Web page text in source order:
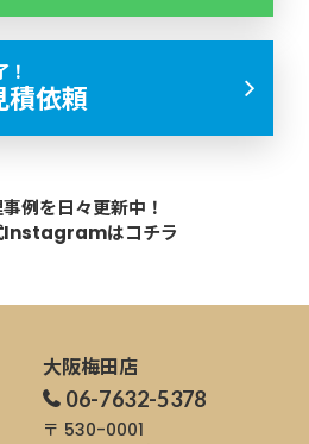
積依頼
例を日々更新中！
Instagramはコチラ
大阪梅田店
06-7632-5378
〒 530-0001